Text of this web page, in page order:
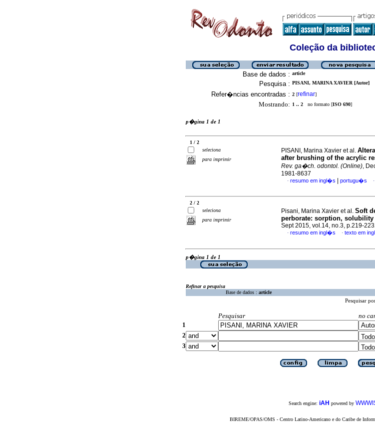
Coleção da
Base de dados : article
Pesquisa : PISANI, MARINA XAVIER [Autor]
Refer�ncias encontradas : 2 [refinar]
Mostrando: 1 .. 2 no formato [ISO 690]
p�gina 1 de 1
1 / 2
seleciona
para imprimir
PISANI, Marina Xavier et al.
after brushing of the acrylic
Rev. ga�ch. odontol. (Online),
1981-8637
· resumo em ingl�s portugu�s ·
2 / 2
seleciona
para imprimir
Pisani, Marina Xavier et al. Soft
perborate: sorption, solubility
Sept 2015, vol.14, no.3, p.219-
· resumo em ingl�s · texto em
p�gina 1 de 1
Refinar a pesquisa
Base de dados : article
Pesquisar
Pesquisar
no
1
2
3
Search engine: iAH powered by
BIREME/OPAS/OMS - Centro Latino-Americano e do Caribe de